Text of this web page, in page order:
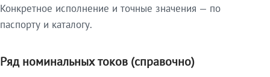
Конкретное исполнение и точные значения — по
паспорту и каталогу.
Ряд номинальных токов (справочно)